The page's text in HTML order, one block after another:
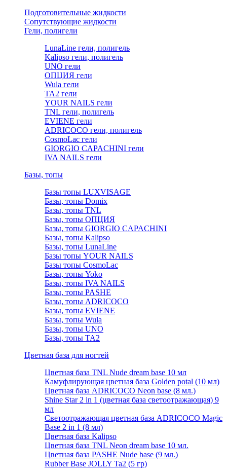
Подготовительные жидкости
Сопутствующие жидкости
Гели, полигели
LunaLine гели, полигель
Kalipso гели, полигель
UNO гели
ОПЦИЯ гели
Wula гели
TA2 гели
YOUR NAILS гели
TNL гели, полигель
EVIENE гели
ADRICOCO гели, полигель
CosmoLac гели
GIORGIO CAPACHINI гели
IVA NAILS гели
Базы, топы
Базы топы LUXVISAGE
Базы, топы Domix
Базы, топы TNL
Базы, топы ОПЦИЯ
Базы, топы GIORGIO CAPACHINI
Базы, топы Kalipso
Базы, топы LunaLine
Базы топы YOUR NAILS
Базы топы CosmoLac
Базы, топы Yoko
Базы, топы IVA NAILS
Базы, топы PASHE
Базы, топы ADRICOCO
Базы, топы EVIENE
Базы, топы Wula
Базы, топы UNO
Базы, топы TA2
Цветная база для ногтей
Цветная база TNL Nude dream base 10 мл
Камуфлирующая цветная база Golden potal (10 мл)
Цветная база ADRICOCO Neon base (8 мл.)
Shine Star 2 in 1 (цветная база светоотражающая) 9
мл
Светоотражающая цветная база ADRICOCO Magic
Base 2 in 1 (8 мл)
Цветная база Kalipso
Цветная база TNL Neon dream base 10 мл.
Цветная база PASHE Nude base (9 мл.)
Rubber Base JOLLY Ta2 (5 гр)